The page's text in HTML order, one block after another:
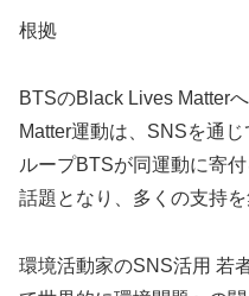
根拠
BTSのBlack Lives Matter
Matter運動は、SNSを通
ループBTSが同運動に寄
話題となり、多くの支持を
環境活動家のSNS活用 若